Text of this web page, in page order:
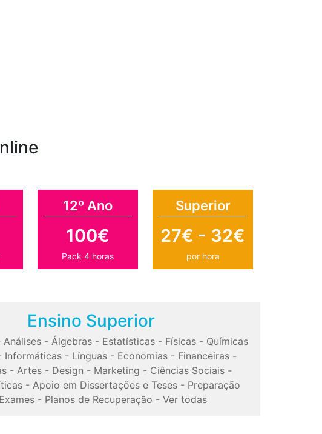
12º Ano
100€
Pack 4 horas
Superior
27€ - 32€
por hora
Ensino Superior
Análises- Álgebras- Estatísticas- Físicas- Químicas
Informáticas - Línguas - Economias - Financeiras -
- Artes- Design - Marketing - Ciências Sociais-
- Apoio em Dissertações e Teses - Preparação
- Planos de Recuperação - Ver todas